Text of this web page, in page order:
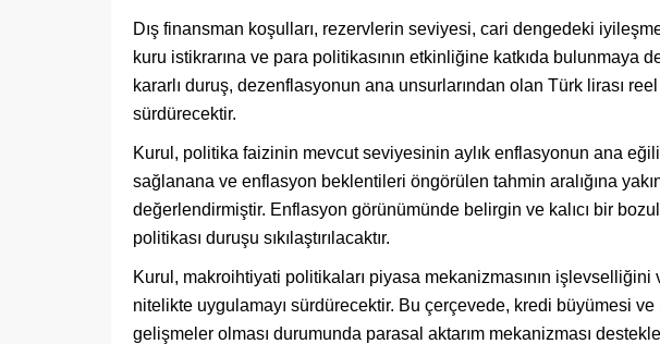
Dış finansman koşulları, rezervlerin seviyesi, cari dengedeki
kuru istikrarına ve para politikasının etkinliğine katkıda bulunmaya
kararlı duruş, dezenflasyonun ana unsurlarından olan Türk lirası
sürdürecektir.
Kurul, politika faizinin mevcut seviyesinin aylık enflasyonun ana
sağlanana ve enflasyon beklentileri öngörülen tahmin aralığına
değerlendirmiştir. Enflasyon görünümünde belirgin ve kalıcı bir
politikası duruşu sıkılaştırılacaktır.
Kurul, makroihtiyati politikaları piyasa mekanizmasının
nitelikte uygulamayı sürdürecektir. Bu çerçevede, kredi büyümesi
gelişmeler olması durumunda parasal aktarım mekanizması